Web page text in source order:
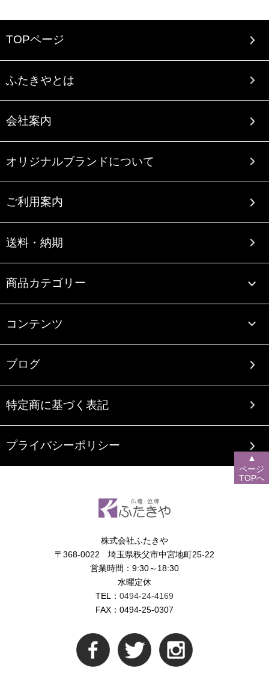
TOPページ
ふたきやとは
会社案内
オリジナルブランドについて
ご利用案内
送料・納期
商品カテゴリー
コンテンツ
ブログ
特定商に基づく表記
プライバシーポリシー
株式会社ふたきや
〒368-0022 埼玉県秩父市中宮地町25-22
営業時間：9:30～18:30
水曜定休
TEL： 0494-24-4169
FAX：0494-25-0307
▲
ページ
TOPへ